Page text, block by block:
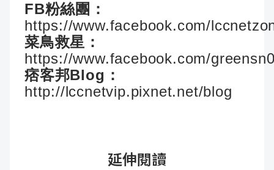
FB粉絲團：
https://www.facebook.com/
菜鳥救星：
https://www.facebook.com/
痞客邦Blog：
http://lccnetvip.pixnet.net/blog
延伸閱讀